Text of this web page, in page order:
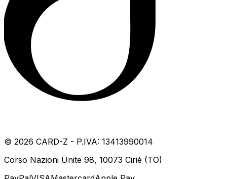
© 2026 CARD-Z - P.IVA: 13413990014
Corso Nazioni Unite 98, 10073 Ciriè (TO)